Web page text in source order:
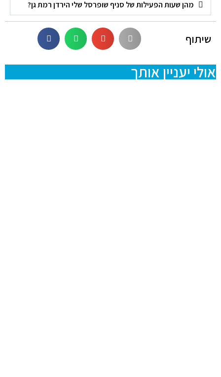
מהן שעות הפעילות של סניף שופרסל שלי הירדן רמת גן?
שיתוף
אולי יעניין אותך